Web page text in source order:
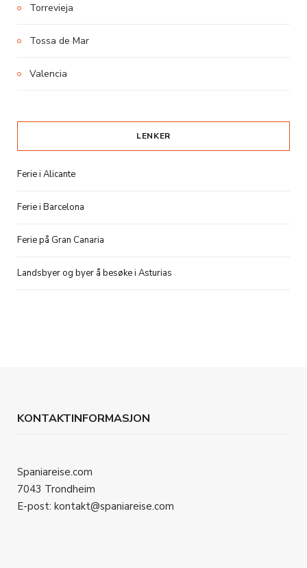
Torrevieja
Tossa de Mar
Valencia
LENKER
Ferie i Alicante
Ferie i Barcelona
Ferie på Gran Canaria
Landsbyer og byer å besøke i Asturias
KONTAKTINFORMASJON
Spaniareise.com
7043 Trondheim
E-post: kontakt@spaniareise.com